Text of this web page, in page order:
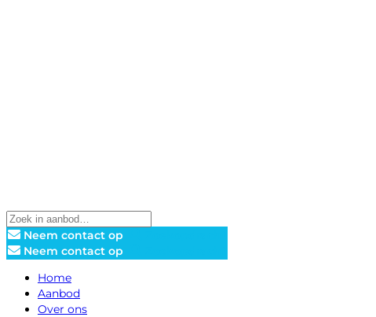
Neem contact op
Neem contact op
Home
Aanbod
Over ons